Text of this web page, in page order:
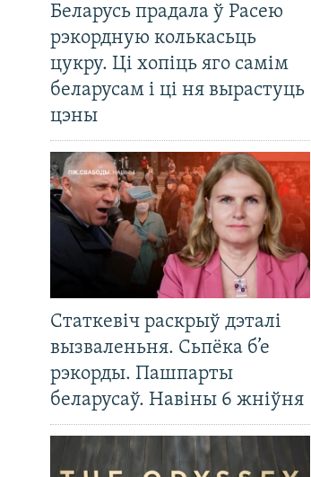
Беларусь прадала ў Расею
рэкордную колькасьць
цукру. Ці хопіць яго самім
беларусам і ці ня вырастуць
цэны
Статкевіч раскрыў дэталі
вызваленьня. Сьпёка б’е
рэкорды. Пашпарты
беларусаў. Навіны 6 жніўня